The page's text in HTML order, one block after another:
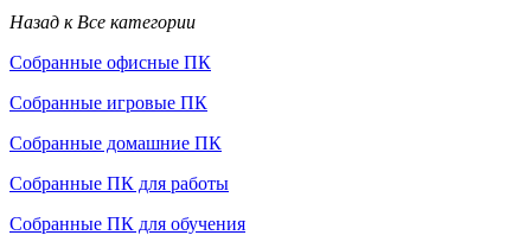
Назад к Все категории
Собранные офисные ПК
Собранные игровые ПК
Собранные домашние ПК
Собранные ПК для работы
Собранные ПК для обучения